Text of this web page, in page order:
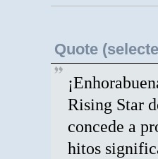
Quote
Rising Star
concede a
hitos